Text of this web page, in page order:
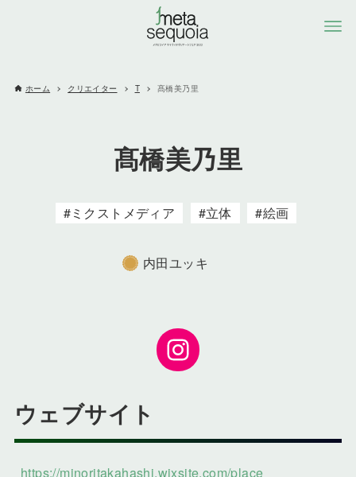
ホーム クリエイター T 髙橋美乃里
髙橋美乃里
ミクストメディア 立体 絵画
内田ユッキ
Instagram
ウェブサイト
https://minoritakahashi.wixsite.com/place